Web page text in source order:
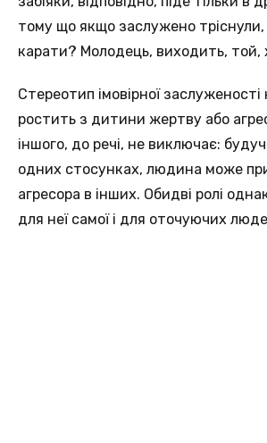
тому що якщо заслужено тріснули,
карати? Молодець, виходить, той,
Стереотип імовірної
ростить з дитини жертву або
іншого, до речі, не виключає:
одних стосунках, людина може
агресора в інших. Обидві ролі
для неї самої і для оточуючих